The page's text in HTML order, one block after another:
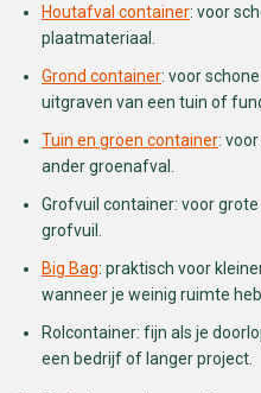
Houtafval container: voor
plaatmateriaal.
Grond container: voor
uitgraven van een tuin of
Tuin en groen container:
ander groenafval.
Grofvuil container: voor
grofvuil.
Big Bag: praktisch voor
wanneer je weinig ruimte
Rolcontainer: fijn als je
een bedrijf of langer project.